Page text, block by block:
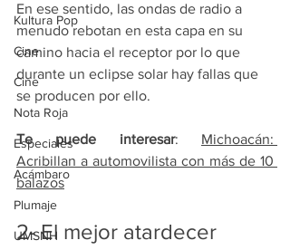
Kultura Pop
Cine
Cine
Nota Roja
Especiales
Acámbaro
Plumaje
UMSNH
En ese sentido, las ondas de radio a
menudo rebotan en esta capa en su
camino hacia el receptor por lo que
durante un eclipse solar hay fallas que
se producen por ello.
Te puede interesar: Michoacán:
Acribillan a automovilista con más de 10
balazos
2- El mejor atardecer